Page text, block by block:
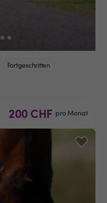
Fortgeschritten
200 CHF pro Monat